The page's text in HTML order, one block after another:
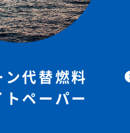
ン代替燃料
トペーパー